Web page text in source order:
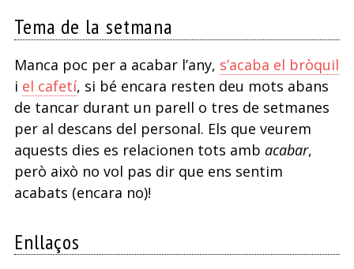
Tema de la setmana
Manca poc per a acabar l’any, s’acaba el bròquil
i el cafetí, si bé encara resten deu mots abans
de tancar durant un parell o tres de setmanes
per al descans del personal. Els que veurem
aquests dies es relacionen tots amb acabar,
però això no vol pas dir que ens sentim
acabats (encara no)!
Enllaços